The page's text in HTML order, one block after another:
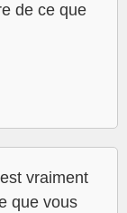
de ce que
vraiment
que vous